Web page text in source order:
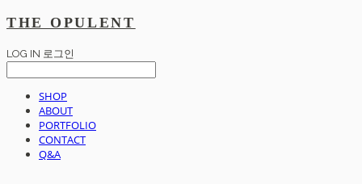
THE OPULENT
LOG IN 로그인
SHOP
ABOUT
PORTFOLIO
CONTACT
Q&A